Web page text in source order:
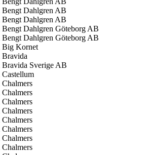
Bengt Dahlgren AB
Bengt Dahlgren AB
Bengt Dahlgren Göteborg AB
Bengt Dahlgren Göteborg AB
Big Kornet
Bravida
Bravida Sverige AB
Castellum
Chalmers
Chalmers
Chalmers
Chalmers
Chalmers
Chalmers
Chalmers
Chalmers